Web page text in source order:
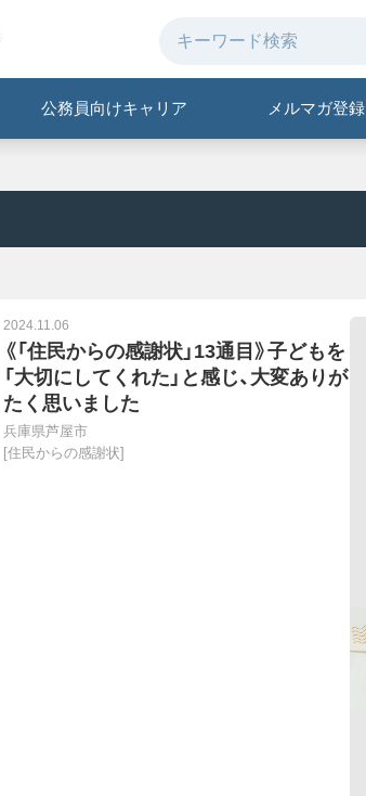
公務員向けキャリア メルマガ登録
2024.11.06
《「住民からの感謝状」13通目》子どもを
「大切にしてくれた」と感じ、大変ありが
たく思いました
兵庫県芦屋市
[住民からの感謝状]